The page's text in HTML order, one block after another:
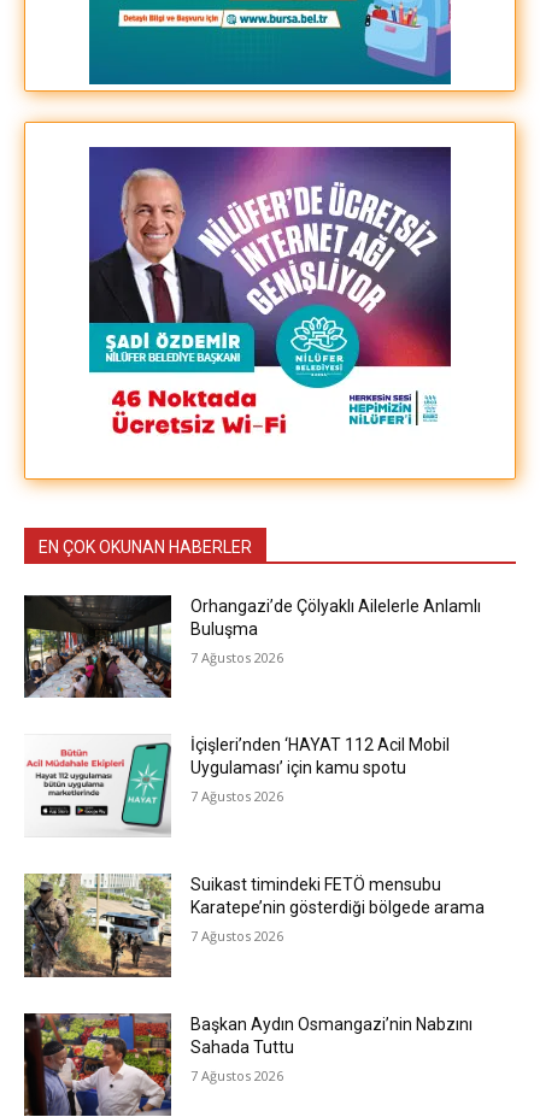
EN ÇOK OKUNAN HABERLER
Orhangazi’de Çölyaklı Ailelerle Anlamlı
Buluşma
7 Ağustos 2026
İçişleri’nden ‘HAYAT 112 Acil Mobil
Uygulaması’ için kamu spotu
7 Ağustos 2026
Suikast timindeki FETÖ mensubu
Karatepe’nin gösterdiği bölgede arama
7 Ağustos 2026
Başkan Aydın Osmangazi’nin Nabzını
Sahada Tuttu
7 Ağustos 2026